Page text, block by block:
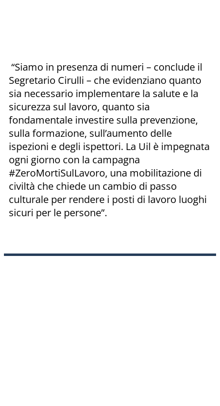
“Siamo in presenza di numeri – conclude il
Segretario Cirulli – che evidenziano quanto
sia necessario implementare la salute e la
sicurezza sul lavoro, quanto sia
fondamentale investire sulla prevenzione,
sulla formazione, sull’aumento delle
ispezioni e degli ispettori. La Uil è impegnata
ogni giorno con la campagna
#ZeroMortiSulLavoro, una mobilitazione di
civiltà che chiede un cambio di passo
culturale per rendere i posti di lavoro luoghi
sicuri per le persone”.